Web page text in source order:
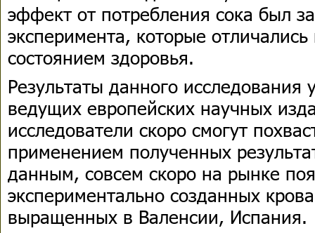
эффект от потребления сока был
эксперимента, которые
состоянием здоровья.
Результаты данного
ведущих европейских научных
исследователи скоро смогут
применением полученных
данным, совсем скоро на рынке
экспериментально созданных
выращенных в Валенсии, Испания.